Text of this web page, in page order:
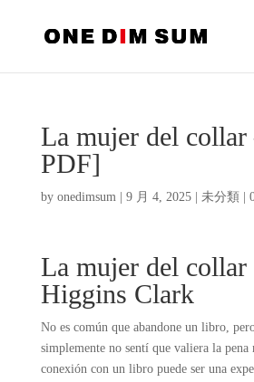
La mujer del
PDF]
by onedimsum| 9 月 4, 2025| 未分類
La mujer del collar
Higgins Clark
No es común que abandone un libro,
simplemente no sentí que valiera la
conexión con un libro puede ser una